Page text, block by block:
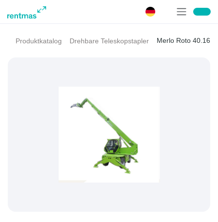
Produktkatalog Drehbare Teleskopstapler Merlo Roto 40.16